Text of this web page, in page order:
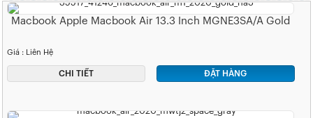
Macbook Apple Macbook Air 13.3 Inch MGNE3SA/A Gold
Giá : Liên Hệ
CHI TIẾT ĐẶT HÀNG